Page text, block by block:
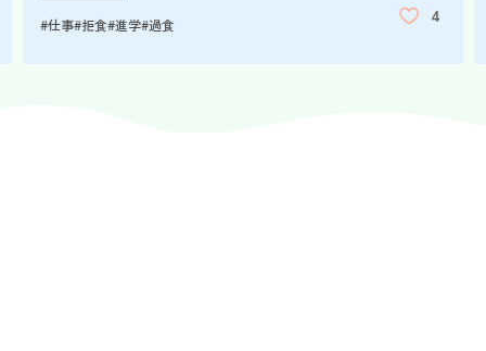
#仕事#拒食#進学#過食 4